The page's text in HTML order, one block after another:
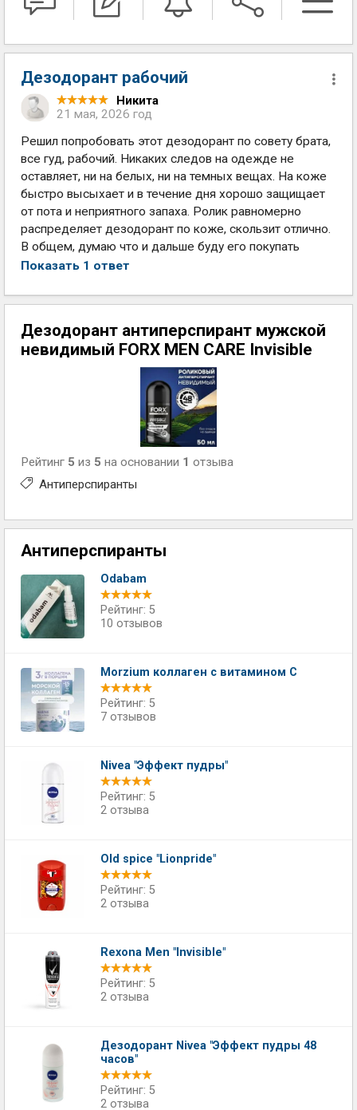
Дезодорант рабочий
Никита
21 мая, 2026 год
Решил попробовать этот дезодорант по совету брата,
все гуд, рабочий. Никаких следов на одежде не
оставляет, ни на белых, ни на темных вещах. На коже
быстро высыхает и в течение дня хорошо защищает
от пота и неприятного запаха. Ролик равномерно
распределяет дезодорант по коже, скользит отлично.
В общем, думаю что и дальше буду его покупать
Показать 1 ответ
Дезодорант антиперспирант мужской
невидимый FORX MEN CARE Invisible
Рейтинг 5 из 5 на основании 1 отзыва
Антиперспиранты
Антиперспиранты
Odabam
Рейтинг: 5
10 отзывов
Morzium коллаген с витамином С
Рейтинг: 5
7 отзывов
Nivea "Эффект пудры"
Рейтинг: 5
2 отзыва
Old spice "Lionpride"
Рейтинг: 5
2 отзыва
Rexona Men "Invisible"
Рейтинг: 5
2 отзыва
Дезодорант Nivea "Эффект пудры 48
часов"
Рейтинг: 5
2 отзыва